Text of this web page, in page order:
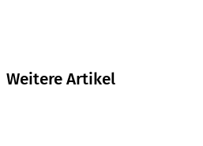
Weitere Artikel